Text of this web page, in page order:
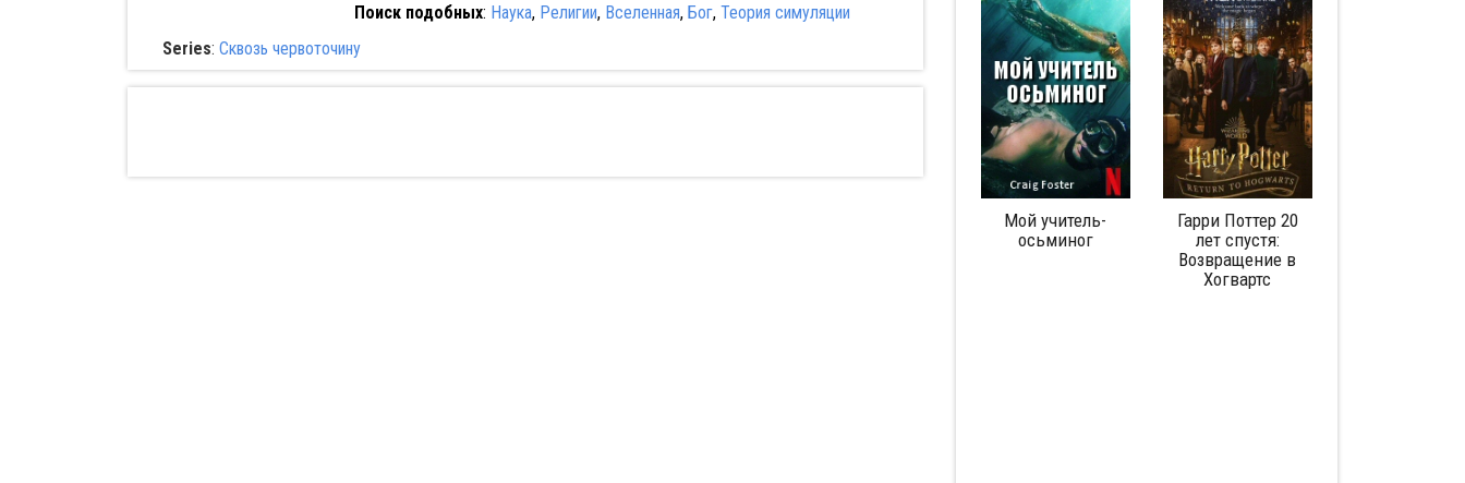
Поиск подобных: Наука, Религии, Вселенная, Бог, Теория симуляции
Series: Сквозь червоточину
Мой учитель-
осьминог
Гарри Поттер 20
лет спустя:
Возвращение в
Хогвартс